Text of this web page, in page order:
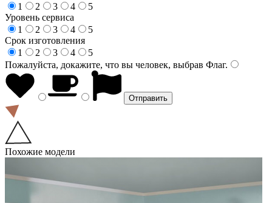
1
2 3 4
5
Уровень сервиса
1
2 3 4
5
Срок изготовления
1
2 3 4
5
Пожалуйста, докажите, что вы человек, выбрав Флаг.
Похожие модели